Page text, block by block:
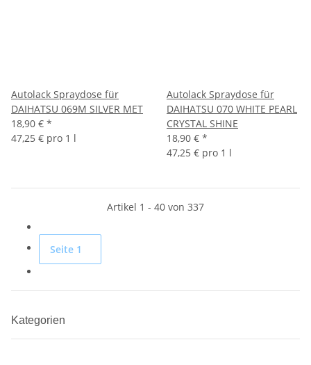
Autolack Spraydose für
DAIHATSU 069M SILVER MET
18,90 € *
47,25 € pro 1 l
Autolack Spraydose für
DAIHATSU 070 WHITE PEARL
CRYSTAL SHINE
18,90 € *
47,25 € pro 1 l
Artikel 1 - 40 von 337
Seite 1
Kategorien